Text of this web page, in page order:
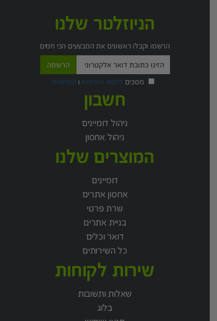
הניוזלטר שלנו
הרשמו וקבלו ראשונים את המבצעים הכי חמים
מסכים לתנאי השימוש ו הפרטיות
חשבון
ניהול דומיינים
ניהול אחסון
המוצרים שלנו
דומיינים
אחסון אתרים
שרת פרטי
בניית אתרים
דואר וכלים
כל השירותים
שירות לקוחות
שאלות ותשובות
בלוג